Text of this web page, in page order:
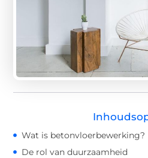
Wat is betonvloerbewerking?
De rol van duurzaamheid